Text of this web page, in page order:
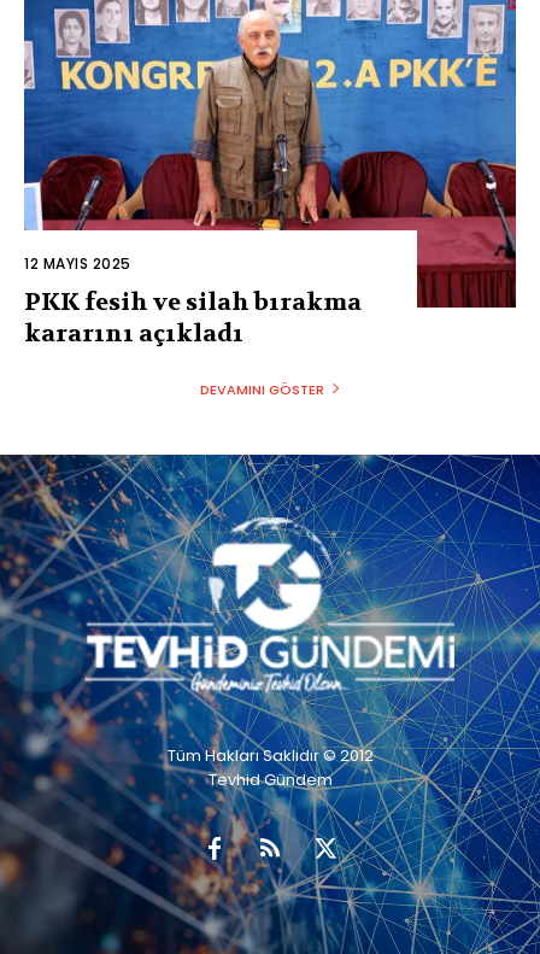
12 MAYIS 2025
PKK fesih ve silah bırakma
kararını açıkladı
DEVAMINI GÖSTER
Tüm Hakları Saklıdır © 2012
Tevhid Gündem